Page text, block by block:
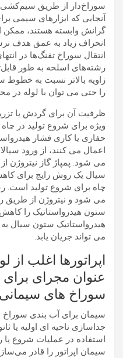
سوراخ‌دار از طریق سیم‌کشی
آنجایی که ابزارهای سیمی
گرانش وابسته هستند، ممکن
انحراف زیاد به عمق هدف
رشته‌های اسلحه به طور
زاویه بالاتر نسبت به خطوط
را حتی می توان با لوله در
ویژه برای شروع تولید در
حفاری یا کاری فشار
اعمال می کنند، از ورود
سیال یک روش رایج برای
می شود و نیتروژن از
ستون هیدرواستاتیک را
هیدرواستاتیک ستون سیال
می تواند جریان یابد.
اپراتورها اغلب
عنوان مجرای برای
سوراخ های
سیمان برای آب بندی
جداسازی ناحیه ای اولیه یا
استفاده در عملیات شروع
سیمان اپراتور را قادر